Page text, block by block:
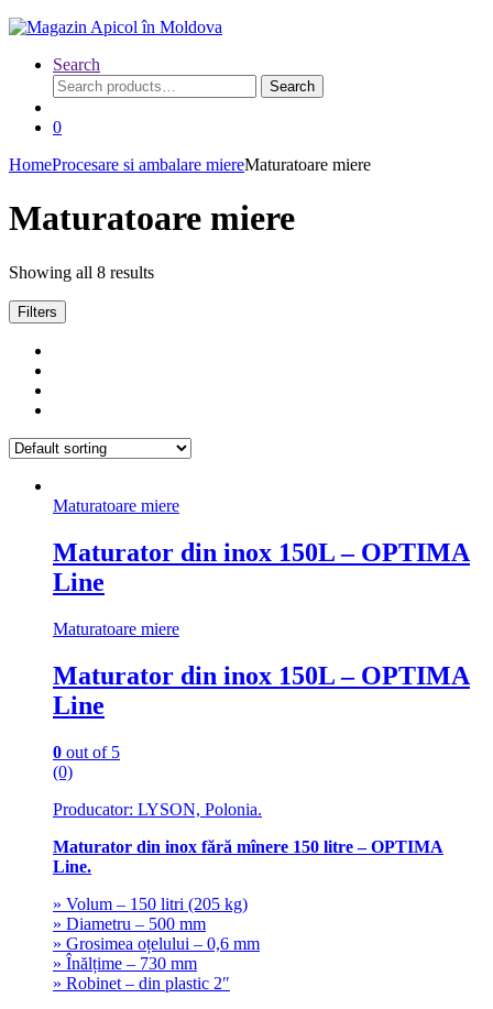
Search
Search
for:
Search
0
HomeProcesare si ambalare miereMaturatoare miere
Maturatoare miere
Showing all 8 results
Filters
Maturatoare miere
Maturator din inox 150L – OPTIMA
Line
Maturatoare miere
Maturator din inox 150L – OPTIMA
Line
0 out of 5
(0)
Producator: LYSON, Polonia.
Maturator din inox fără mînere 150 litre – OPTIMA
Line.
» Volum – 150 litri (205 kg)
» Diametru – 500 mm
» Grosimea oțelului – 0,6 mm
» Înălțime – 730 mm
» Robinet – din plastic 2″